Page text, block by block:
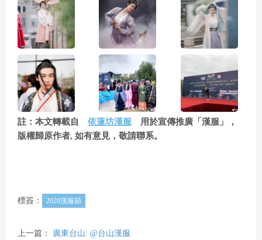
註：本文轉載自 依蓮坊漢服 用於宣傳推廣「漢服」，
版權歸原作者, 如有意見，敬請聯系。
標簽： 2020漢服節
上一篇： 廣東台山: @台山漢服